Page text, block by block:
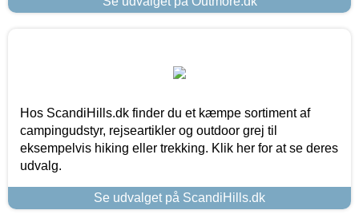
Hos ScandiHills.dk finder du et kæmpe sortiment af
campingudstyr, rejseartikler og outdoor grej til
eksempelvis hiking eller trekking. Klik her for at se deres
udvalg.
Se udvalget på ScandiHills.dk